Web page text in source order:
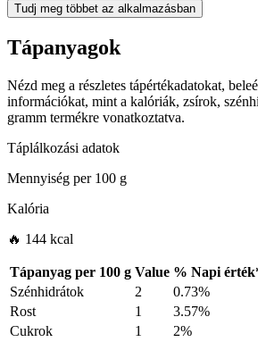
Tudj meg többet az alkalmazásban
Tápanyagok
Nézd meg a részletes tápértékadatokat,
információkat, mint a kalóriák, zsírok,
gramm termékre vonatkoztatva.
Táplálkozási adatok
Mennyiség per100 g
Kalória
🔥 144 kcal
Tápanyag per 100 g Value % Napi érték
Szénhidrátok
2
0.73%
Rost
1
3.57%
Cukrok
1
2%